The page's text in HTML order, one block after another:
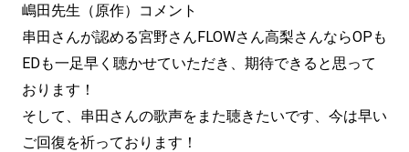
嶋田先生（原作）コメント
串田さんが認める宮野さんFLOWさん高梨さんならOPも
EDも一足早く聴かせていただき、期待できると思って
おります！
そして、串田さんの歌声をまた聴きたいです、今は早い
ご回復を祈っております！